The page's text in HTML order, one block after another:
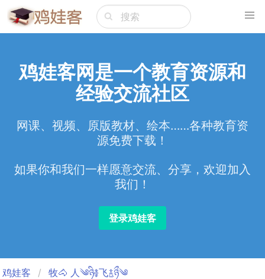
鸡娃客网是一个教育资源和
经验交流社区
网课、视频、原版教材、绘本……各种教育资
源免费下载！
如果你和我们一样愿意交流、分享，欢迎加入
我们！
登录鸡娃客
鸡娃客 牧🐴 人༄ཉི࿅飞࿄ཉྀ༄